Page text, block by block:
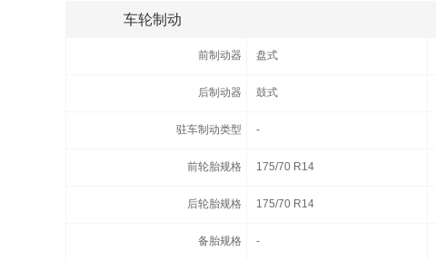
车轮制动
前制动器 盘式
后制动器 鼓式
驻车制动类型 -
前轮胎规格 175/70 R14
后轮胎规格 175/70 R14
备胎规格 -